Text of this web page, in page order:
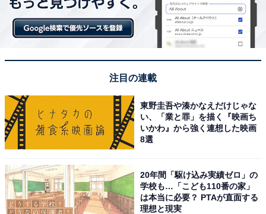
注目の連載
東野圭吾や湊かなえだけじゃな
い、「業と罪」を描く『映画ち
いかわ』から強く連想した映画
8選
20年間「駆け込み実績ゼロ」の
学校も…「こども110番の家」
は本当に必要？ PTAが直面する
理想と現実